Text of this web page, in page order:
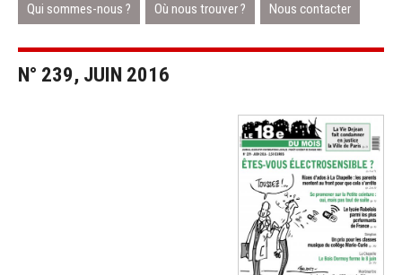
Qui sommes-nous ? Où nous trouver ? Nous contacter
N° 239, JUIN 2016